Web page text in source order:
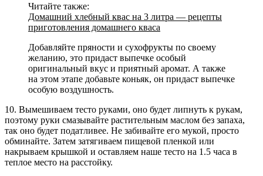
Читайте также:
Домашний хлебный квас на 3 литра — рецепты
приготовления домашнего кваса
Добавляйте пряности и сухофрукты по своему
желанию, это придаст выпечке особый
оригинальный вкус и приятный аромат. А также
на этом этапе добавьте коньяк, он придаст выпечке
особую воздушность.
10. Вымешиваем тесто руками, оно будет липнуть к рукам,
поэтому руки смазывайте растительным маслом без запаха,
так оно будет податливее. Не забивайте его мукой, просто
обминайте. Затем затягиваем пищевой пленкой или
накрываем крышкой и оставляем наше тесто на 1.5 часа в
теплое место на расстойку.